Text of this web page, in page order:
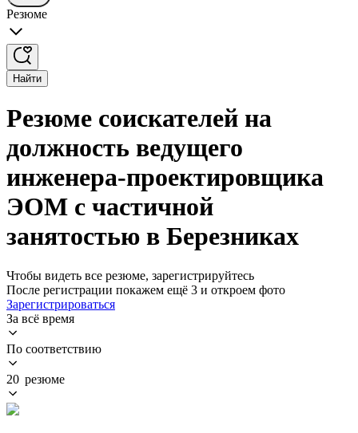
Резюме
Найти
Резюме соискателей на
должность ведущего
инженера-проектировщика
ЭОМ с частичной
занятостью в Березниках
Чтобы видеть все резюме, зарегистрируйтесь
После регистрации покажем ещё 3 и откроем фото
Зарегистрироваться
За всё время
По соответствию
20 резюме